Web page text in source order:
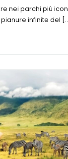
nei parchi più
infinite del